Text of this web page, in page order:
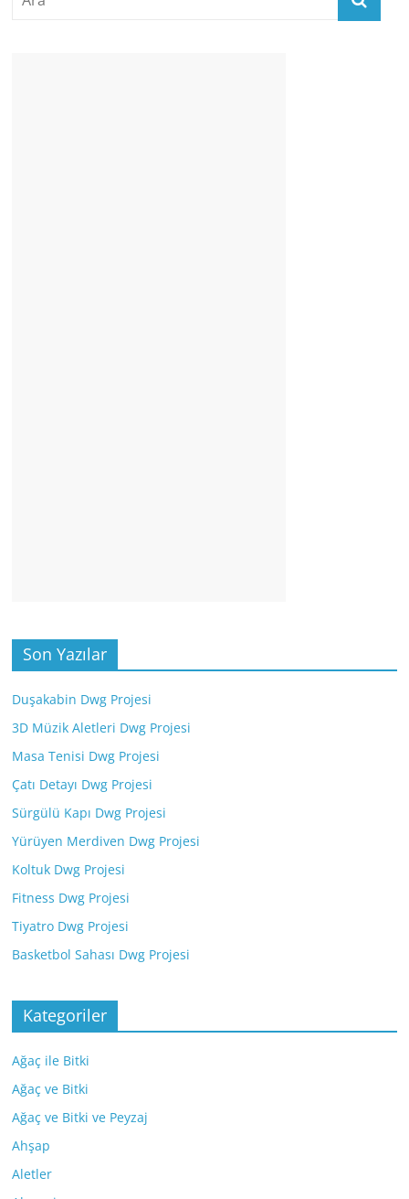
Son Yazılar
Duşakabin Dwg Projesi
3D Müzik Aletleri Dwg Projesi
Masa Tenisi Dwg Projesi
Çatı Detayı Dwg Projesi
Sürgülü Kapı Dwg Projesi
Yürüyen Merdiven Dwg Projesi
Koltuk Dwg Projesi
Fitness Dwg Projesi
Tiyatro Dwg Projesi
Basketbol Sahası Dwg Projesi
Kategoriler
Ağaç ile Bitki
Ağaç ve Bitki
Ağaç ve Bitki ve Peyzaj
Ahşap
Aletler